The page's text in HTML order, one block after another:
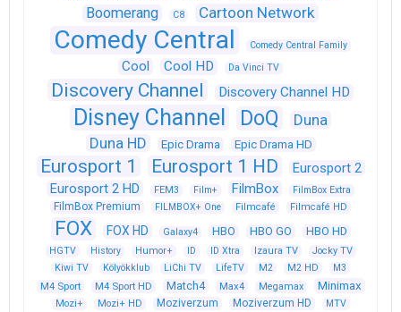
Boomerang C8 Cartoon Network
Comedy Central Comedy Central Family
Cool Cool HD Da Vinci TV
Discovery Channel Discovery Channel HD
Disney Channel DoQ
Duna
Duna HD
Epic Drama Epic Drama HD
Eurosport 1 Eurosport 1 HD
Eurosport 2
Eurosport 2 HD
FEM3 Film+ FilmBox FilmBox Extra
FilmBox Premium FILMBOX+ One Filmcafé Filmcafé HD
FOX FOX HD Galaxy4 HBO HBO GO HBO HD
HGTV History Humor+ ID ID Xtra Izaura TV
Jocky TV
Kiwi TV
Kölyökklub LiChi TV LifeTV M2 M2 HD M3
M4 Sport M4 Sport HD Match4 Max4 Megamax Minimax
Mozi+ Mozi+ HD Moziverzum Moziverzum HD
MTV